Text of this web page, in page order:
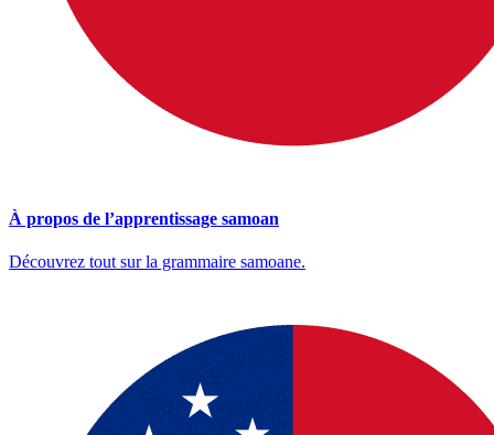
À propos de l’apprentissage samoan
Découvrez tout sur la grammaire samoane.